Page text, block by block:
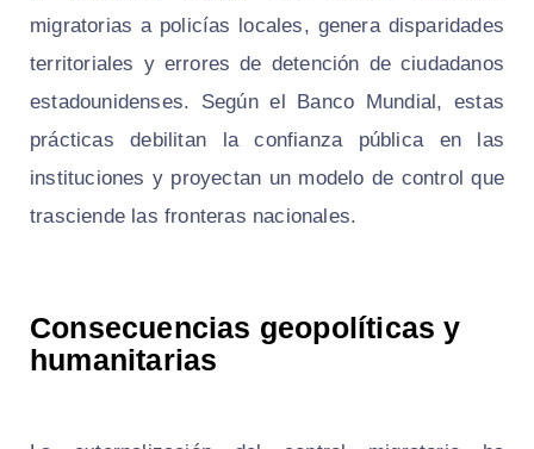
migratorias a policías locales, genera disparidades
territoriales y errores de detención de ciudadanos
estadounidenses. Según el Banco Mundial, estas
prácticas debilitan la confianza pública en las
instituciones y proyectan un modelo de control que
trasciende las fronteras nacionales.
Consecuencias geopolíticas y
humanitarias